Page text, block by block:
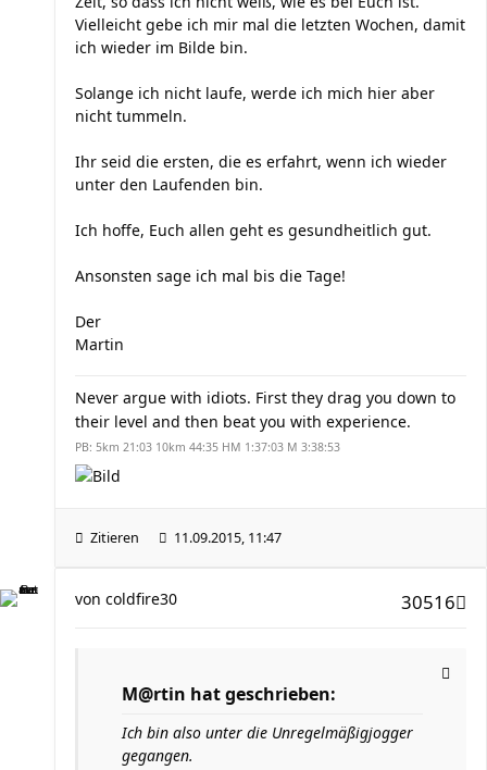
Vielleicht gebe ich mir mal die letzten Wochen, damit
ich wieder im Bilde bin.
Solange ich nicht laufe, werde ich mich hier aber
nicht tummeln.
Ihr seid die ersten, die es erfahrt, wenn ich wieder
unter den Laufenden bin.
Ich hoffe, Euch allen geht es gesundheitlich gut.
Ansonsten sage ich mal bis die Tage!
Der
Martin
Never argue with idiots. First they drag you down to
their level and then beat you with experience.
PB: 5km 21:03 10km 44:35 HM 1:37:03 M 3:38:53
Zitieren 11.09.2015, 11:47
30516
von coldfire30
M@rtin hat geschrieben:
Ich bin also unter die Unregelmäßigjogger
gegangen.